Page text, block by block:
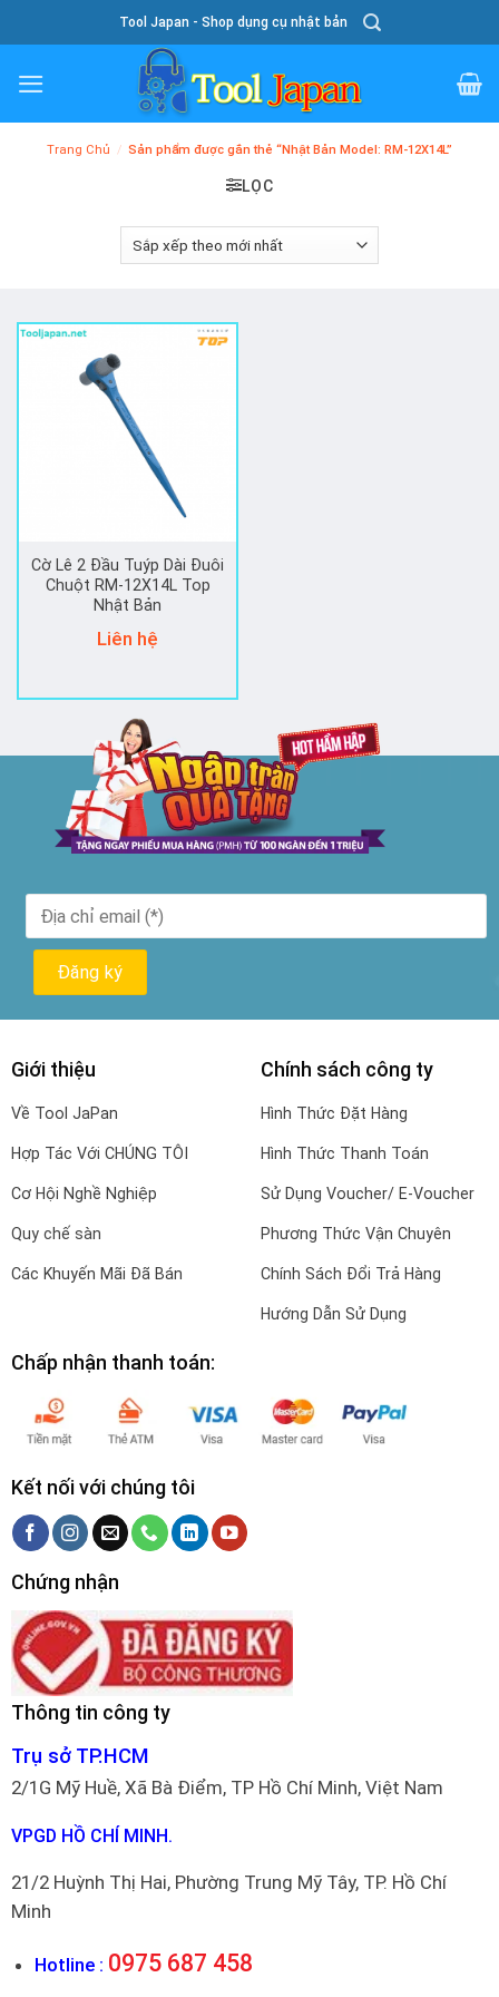
To
Content
Tool Japan - Shop dụng cụ nhật bản
Trang Chủ / Sản phẩm được gắn thẻ “Nhật Bản Model: RM-12X14L”
LỌC
Cờ Lê 2 Đầu Tuýp Dài Đuôi
Chuột RM-12X14L Top
Nhật Bản
Liên hệ
Giới thiệu
Về Tool JaPan
Hợp Tác Với CHÚNG TÔI
Cơ Hội Nghề Nghiệp
Quy chế sàn
Các Khuyến Mãi Đã Bán
Chính sách công ty
Hình Thức Đặt Hàng
Hình Thức Thanh Toán
Sử Dụng Voucher/ E-Voucher
Phương Thức Vận Chuyên
Chính Sách Đổi Trả Hàng
Hướng Dẫn Sử Dụng
Chấp nhận thanh toán:
Kết nối với chúng tôi
Chứng nhận
Thông tin công ty
Trụ sở TP.HCM
2/1G Mỹ Huề, Xã Bà Điểm, TP Hồ Chí Minh, Việt Nam
VPGD HỒ CHÍ MINH.
21/2 Huỳnh Thị Hai, Phường Trung Mỹ Tây, TP. Hồ Chí
Minh
Hotline : 0975 687 458